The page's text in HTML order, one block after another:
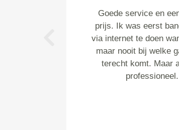
Goede service en
prijs. Ik was eerst
via internet te doen
maar nooit bij welke
terecht komt. Maar
professioneel.